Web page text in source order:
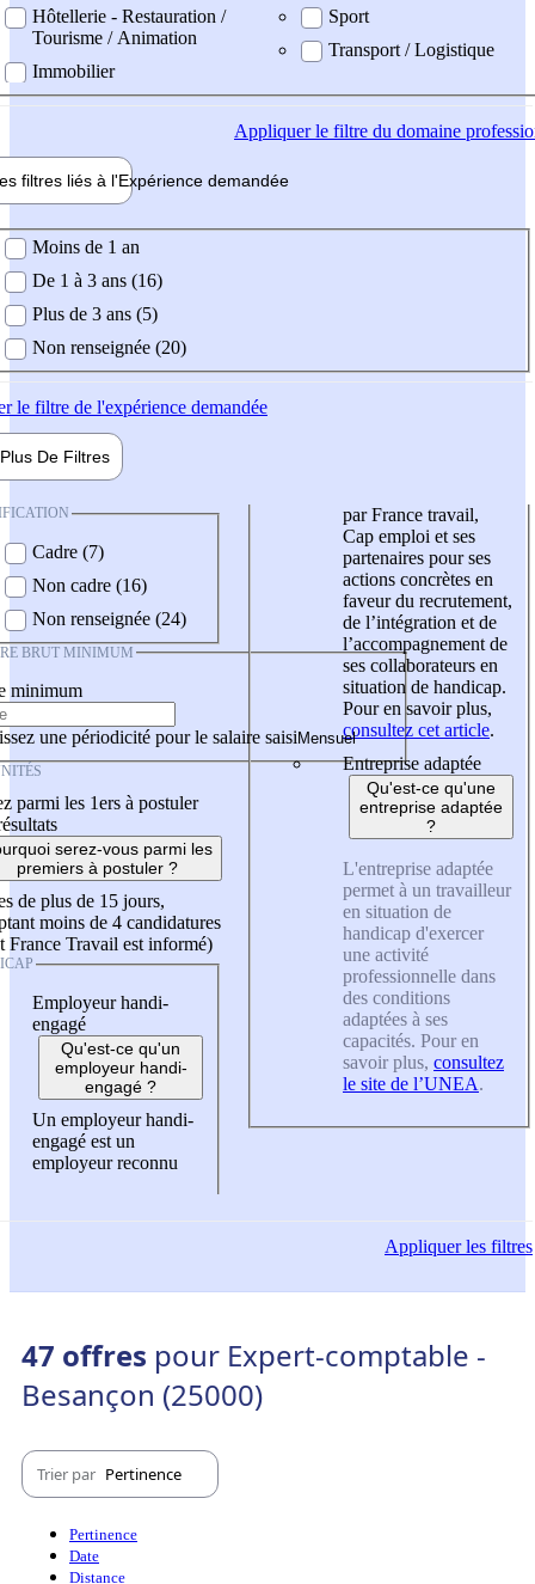
Hôtellerie - Restauration /
Tourisme / Animation
Immobilier
Sport
Transport / Logistique
Appliquerle filtre du domaine
filtres liés à l'Expérience demandée
demandée
Moins de 1 an
De 1 à 3 ans (16)
Plus de 3 ans (5)
Non renseignée (20)
le filtre de l'expérience demandée
Plus De Filtres
Cadre (7)
Non cadre (16)
Non renseignée (24)
BRUT MINIMUM
minimum
une périodicité pour le salaire saisi
parmi les 1ers à postuler
serez-vous parmi les
premiers à postuler ?
de plus de 15 jours,
moins de 4 candidatures
France Travail est informé)
Employeur handi-
engagé
Qu'est-ce qu'un
employeur handi-
engagé ?
Un employeur handi-
engagé est un
employeur reconnu
par France travail,
Cap emploi et ses
partenaires pour ses
actions concrètes en
faveur du recrutement,
de l’intégration et de
l’accompagnement de
ses collaborateurs en
situation de handicap.
Pour en savoir plus,
consultez cet article.
Entreprise adaptée
Qu'est-ce qu'une
entreprise adaptée
?
L'entreprise adaptée
permet à un travailleur
en situation de
handicap d'exercer
une activité
professionnelle dans
des conditions
adaptées à ses
capacités. Pour en
savoir plus, consultez
le site de l’UNEA.
Appliquerles filtres
47 offres pour Expert-comptable -
Besançon (25000)
Trier par Pertinence
Pertinence
Date
Distance